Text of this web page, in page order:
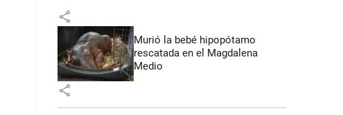
share
Murió la bebé hipopótamo
rescatada en el Magdalena
Medio
share